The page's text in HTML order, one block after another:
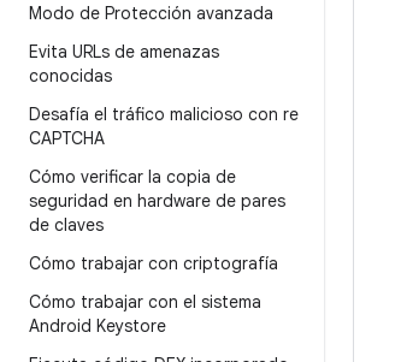
Modo de Protección avanzada
Evita URLs de amenazas
conocidas
Desafía el tráfico malicioso con re
CAPTCHA
Cómo verificar la copia de
seguridad en hardware de pares
de claves
Cómo trabajar con criptografía
Cómo trabajar con el sistema
Android Keystore